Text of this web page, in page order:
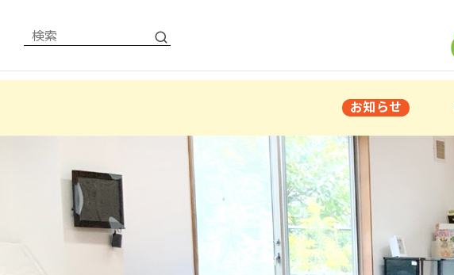
お知らせ